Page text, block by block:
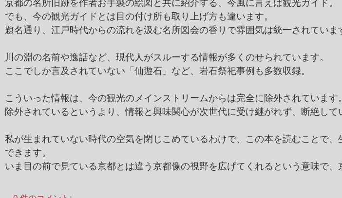
京都の名所旧跡を作者お手製の絵図と共に紹介する、今風に言えば観光ガイド。
でも、今の観光ガイドとは目の付け所も取り上げ方も違います。
題名通り、江戸時代からの流れを汲む名所図会の香りで雰囲気は統一されていま
川の淵の名前や逸話など、現代人がスルーする情報が多くのせられています。
ここでしか言及されていない「仙遊石」など、岩石祭祀事例も多数収録。
こういった情報は、今の観光のメインストリームからは完全に除外されています。
除外されているというより、情報と興味関心が次世代に受け継がれず、断絶して
私が生まれていない時代の空気を閉じこめているわけで、この本を読むことで
できます。
いま目の前で見ている京都とは違う京都像の視野を広げてくれるという意味で、